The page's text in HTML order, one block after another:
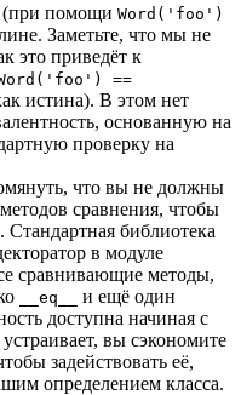
(при помощи Word('foo')
Заметьте, что мы не
это приведёт к
==
истина). В этом нет
основанную на
проверку на
что вы не должны
сравнения, чтобы
Стандартная библиотека
в модуле
сравнивающие методы,
__eq__
и ещё один
доступна начиная с
вы сэкономите
задействовать её,
определением класса.